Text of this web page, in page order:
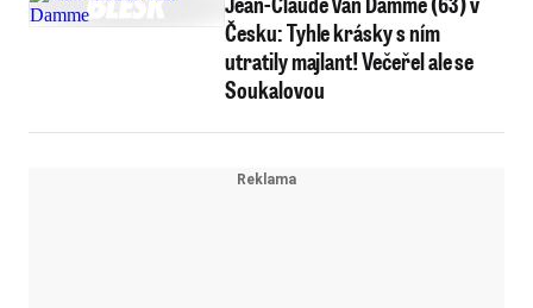
Česku: Tyhle krásky s ním
utratily majlant! Večeřel ale se
Soukalovou